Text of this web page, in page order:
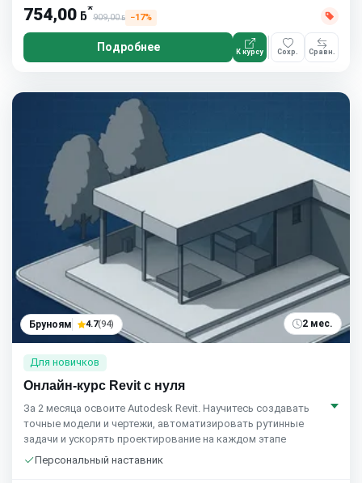
754,00 ƃ*
909,00ƃ −17%
Подробнее К курсу Сохр. Сравн.
Бруноям 4.7(94) 2 мес.
Для новичков
Онлайн-курс Revit с нуля
За 2 месяца освоите Autodesk Revit. Научитесь создавать
точные модели и чертежи, автоматизировать рутинные
задачи и ускорять проектирование на каждом этапе
Персональный наставник